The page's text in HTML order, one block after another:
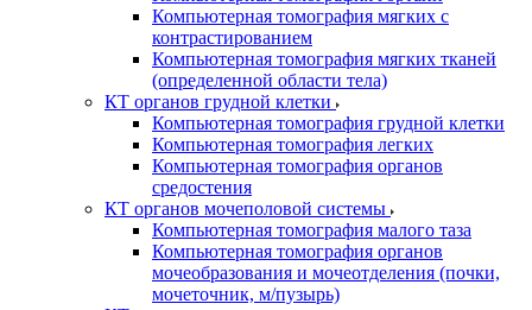
Компьютерная томография мягких с
контрастированием
Компьютерная томография мягких тканей
(определенной области тела)
КТ органов грудной клетки
Компьютерная томография грудной клетки
Компьютерная томография легких
Компьютерная томография органов
средостения
КТ органов мочеполовой системы
Компьютерная томография малого таза
Компьютерная томография органов
мочеобразования и мочеотделения (почки,
мочеточник, м/пузырь)